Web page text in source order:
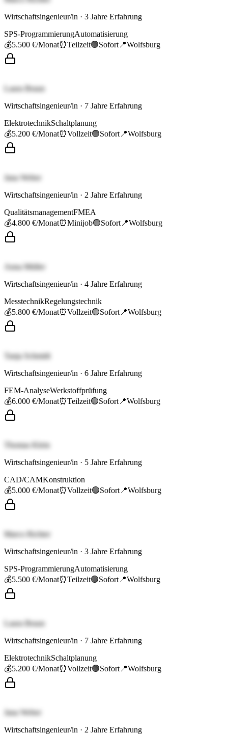
Wirtschaftsingenieur/in · 3 Jahre Erfahrung
SPS-ProgrammierungAutomatisierung
💰5.500 €/Monat⏰Teilzeit🟢Sofort 📍Wolfsburg
Laura Braun
Wirtschaftsingenieur/in · 7 Jahre Erfahrung
ElektrotechnikSchaltplanung
💰5.200 €/Monat⏰Vollzeit🟢Sofort 📍Wolfsburg
Jana Weber
Wirtschaftsingenieur/in · 2 Jahre Erfahrung
QualitätsmanagementFMEA
💰4.800 €/Monat⏰Minijob🟢Sofort 📍Wolfsburg
Anna Müller
Wirtschaftsingenieur/in · 4 Jahre Erfahrung
MesstechnikRegelungstechnik
💰5.800 €/Monat⏰Vollzeit🟢Sofort 📍Wolfsburg
Tanja Schmidt
Wirtschaftsingenieur/in · 6 Jahre Erfahrung
FEM-AnalyseWerkstoffprüfung
💰6.000 €/Monat⏰Teilzeit🟢Sofort 📍Wolfsburg
Thomas Klein
Wirtschaftsingenieur/in · 5 Jahre Erfahrung
CAD/CAMKonstruktion
💰5.000 €/Monat⏰Vollzeit🟢Sofort 📍Wolfsburg
Marco Richter
Wirtschaftsingenieur/in · 3 Jahre Erfahrung
SPS-ProgrammierungAutomatisierung
💰5.500 €/Monat⏰Teilzeit🟢Sofort 📍Wolfsburg
Laura Braun
Wirtschaftsingenieur/in · 7 Jahre Erfahrung
ElektrotechnikSchaltplanung
💰5.200 €/Monat⏰Vollzeit🟢Sofort 📍Wolfsburg
Jana Weber
Wirtschaftsingenieur/in · 2 Jahre Erfahrung